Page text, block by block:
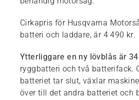
Cirkapris för Husqvarna
batteri och laddare, är 4 490 kr.
Ytterliggare en ny lövblås är
ryggbatteri och två batterifack.
batteriet tar slut, växlar
över till det andra batteriet och